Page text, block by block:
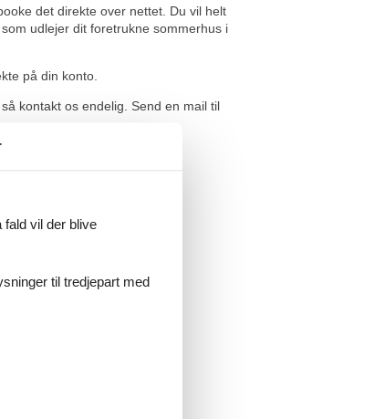
det direkte over nettet. Du vil helt
udlejer dit foretrukne sommerhus i
på din konto.
kontakt os endelig. Send en mail til
standard. Skrev til Feline
vil der blive
til tredjepart med